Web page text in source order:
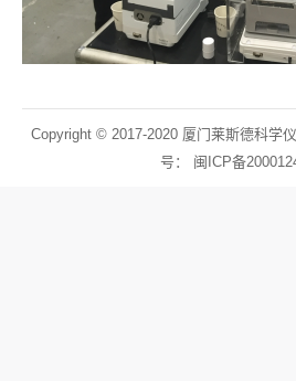
Copyright © 2017-2020 厦门莱斯德科学
号： 闽ICP备